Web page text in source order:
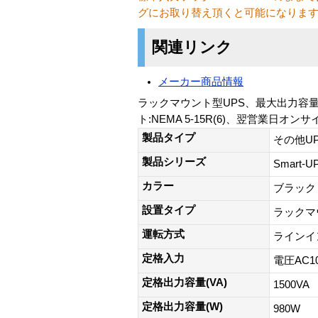
グにお取り替え頂くと可能になりま
関連リンク
メーカー商品情報
ラックマウント型UPS、最大出力容
ト:NEMA 5-15R(6)、翌営業日オン
製品タイプ
その他
製品シリーズ
Smart-
カラー
ブラック
設置タイプ
ラック
運転方式
ライン
定格入力
電圧
定格出力容量(VA)
1500VA
定格出力容量(W)
980W